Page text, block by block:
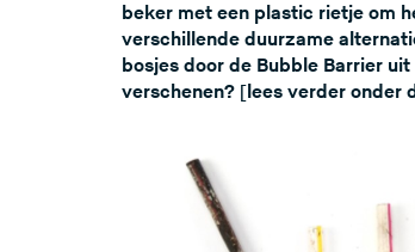
beker met een plastic rietje om
verschillende duurzame
bosjes door de Bubble Barrier
verschenen? [lees verder onder